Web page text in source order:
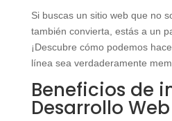
Si buscas un sitio web que no
también convierta, estás a un
¡Descubre cómo podemos
línea sea verdaderamente
Beneficios de
Desarrollo Web